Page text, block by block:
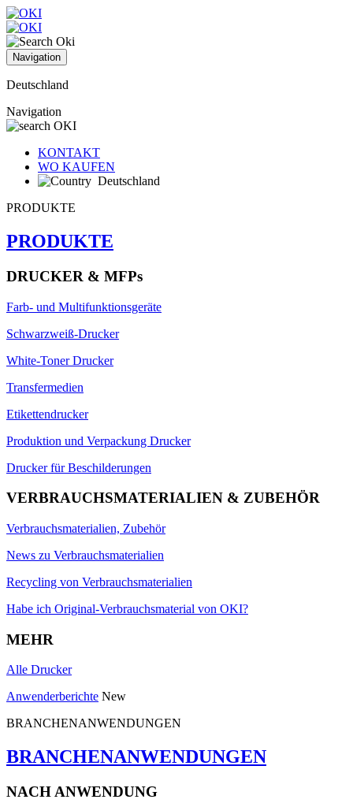
Navigation
Deutschland
Navigation
KONTAKT
WO KAUFEN
Deutschland
PRODUKTE
PRODUKTE
DRUCKER & MFPs
Farb- und Multifunktionsgeräte
Schwarzweiß-Drucker
White-Toner Drucker
Transfermedien
Etikettendrucker
Produktion und Verpackung Drucker
Drucker für Beschilderungen
VERBRAUCHSMATERIALIEN & ZUBEHÖR
Verbrauchsmaterialien, Zubehör
News zu Verbrauchsmaterialien
Recycling von Verbrauchsmaterialien
Habe ich Original-Verbrauchsmaterial von OKI?
MEHR
Alle Drucker
Anwenderberichte New
BRANCHENANWENDUNGEN
BRANCHENANWENDUNGEN
NACH ANWENDUNG